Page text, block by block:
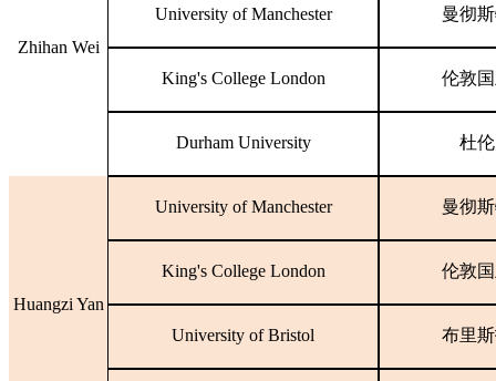
Zhihan Wei
University of Manchester 曼彻
King's College London 伦敦
Durham University 杜
Huangzi Yan
University of Manchester 曼彻
King's College London 伦敦
University of Bristol 布里